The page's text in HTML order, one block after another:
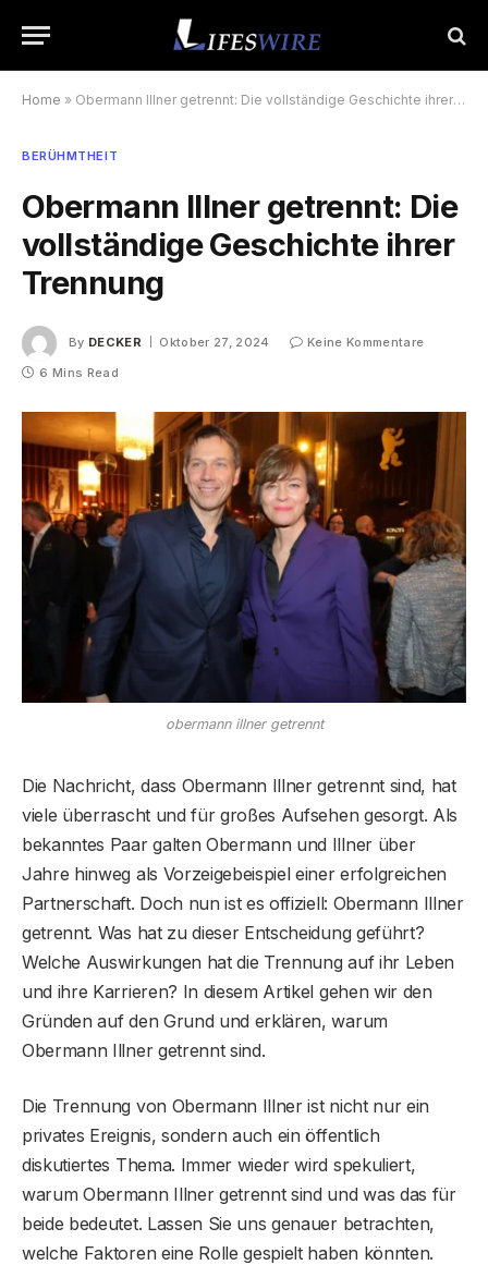
Home » Obermann Illner getrennt: Die vollständige Geschichte ihrer Trennung
BERÜHMTHEIT
Obermann Illner getrennt: Die
vollständige Geschichte ihrer
Trennung
By DECKER Oktober 27, 2024
Keine Kommentare
6 Mins Read
obermann illner getrennt
Die Nachricht, dass Obermann Illner getrennt sind, hat
viele überrascht und für großes Aufsehen gesorgt. Als
bekanntes Paar galten Obermann und Illner über
Jahre hinweg als Vorzeigebeispiel einer erfolgreichen
Partnerschaft. Doch nun ist es offiziell: Obermann Illner
getrennt. Was hat zu dieser Entscheidung geführt?
Welche Auswirkungen hat die Trennung auf ihr Leben
und ihre Karrieren? In diesem Artikel gehen wir den
Gründen auf den Grund und erklären, warum
Obermann Illner getrennt sind.
Die Trennung von Obermann Illner ist nicht nur ein
privates Ereignis, sondern auch ein öffentlich
diskutiertes Thema. Immer wieder wird spekuliert,
warum Obermann Illner getrennt sind und was das für
beide bedeutet. Lassen Sie uns genauer betrachten,
welche Faktoren eine Rolle gespielt haben könnten.